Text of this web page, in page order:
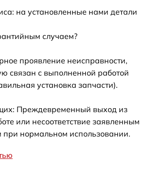
на установленные нами детали
случаем?
проявление неисправности,
связан с выполненной работой
установка запчасти).
Преждевременный выход из
или несоответствие заявленным
при нормальном использовании.